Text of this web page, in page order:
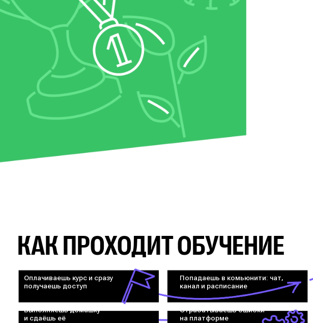
КАК ПРОХОДИТ ОБУЧЕНИЕ
Оплачиваешь курс и сразу
получаешь доступ
Попадаешь в комьюнити: чат,
канал и расписание
Выполняешь домашку
и сдаёшь её
Отрабатываешь ошибки
на платформе